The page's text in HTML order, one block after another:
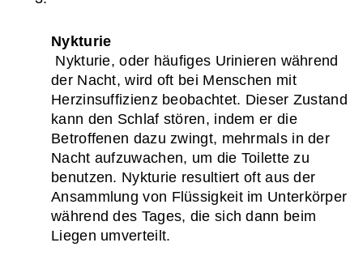
Nykturie
der Nacht, wird oft bei Menschen mit
Herzinsuffizienz beobachtet. Dieser Zustand
kann den Schlaf stören, indem er die
Betroffenen dazu zwingt, mehrmals in der
Nacht aufzuwachen, um die Toilette zu
benutzen. Nykturie resultiert oft aus der
Ansammlung von Flüssigkeit im Unterkörper
während des Tages, die sich dann beim
Liegen umverteilt.